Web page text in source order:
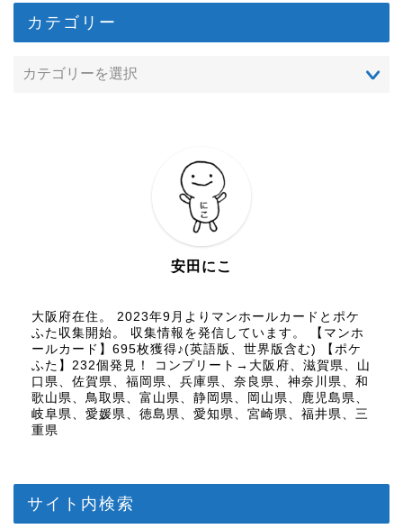
カテゴリー
安田にこ
大阪府在住。 2023年9月よりマンホールカードとポケ
ふた収集開始。 収集情報を発信しています。 【マンホ
ールカード】695枚獲得♪(英語版、世界版含む) 【ポケ
ふた】232個発見！ コンプリート→大阪府、滋賀県、山
口県、佐賀県、福岡県、兵庫県、奈良県、神奈川県、和
歌山県、鳥取県、富山県、静岡県、岡山県、鹿児島県、
岐阜県、愛媛県、徳島県、愛知県、宮崎県、福井県、三
重県
サイト内検索